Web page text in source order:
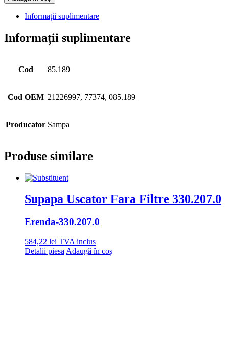
Informații suplimentare
Informații suplimentare
Cod 85.189
Cod OEM 21226997, 77374, 085.189
Producator Sampa
Produse similare
Supapa Uscator Fara Filtre 330.207.0
Erenda-330.207.0
584,22 lei TVA inclus
Detalii piesa Adaugă în coș